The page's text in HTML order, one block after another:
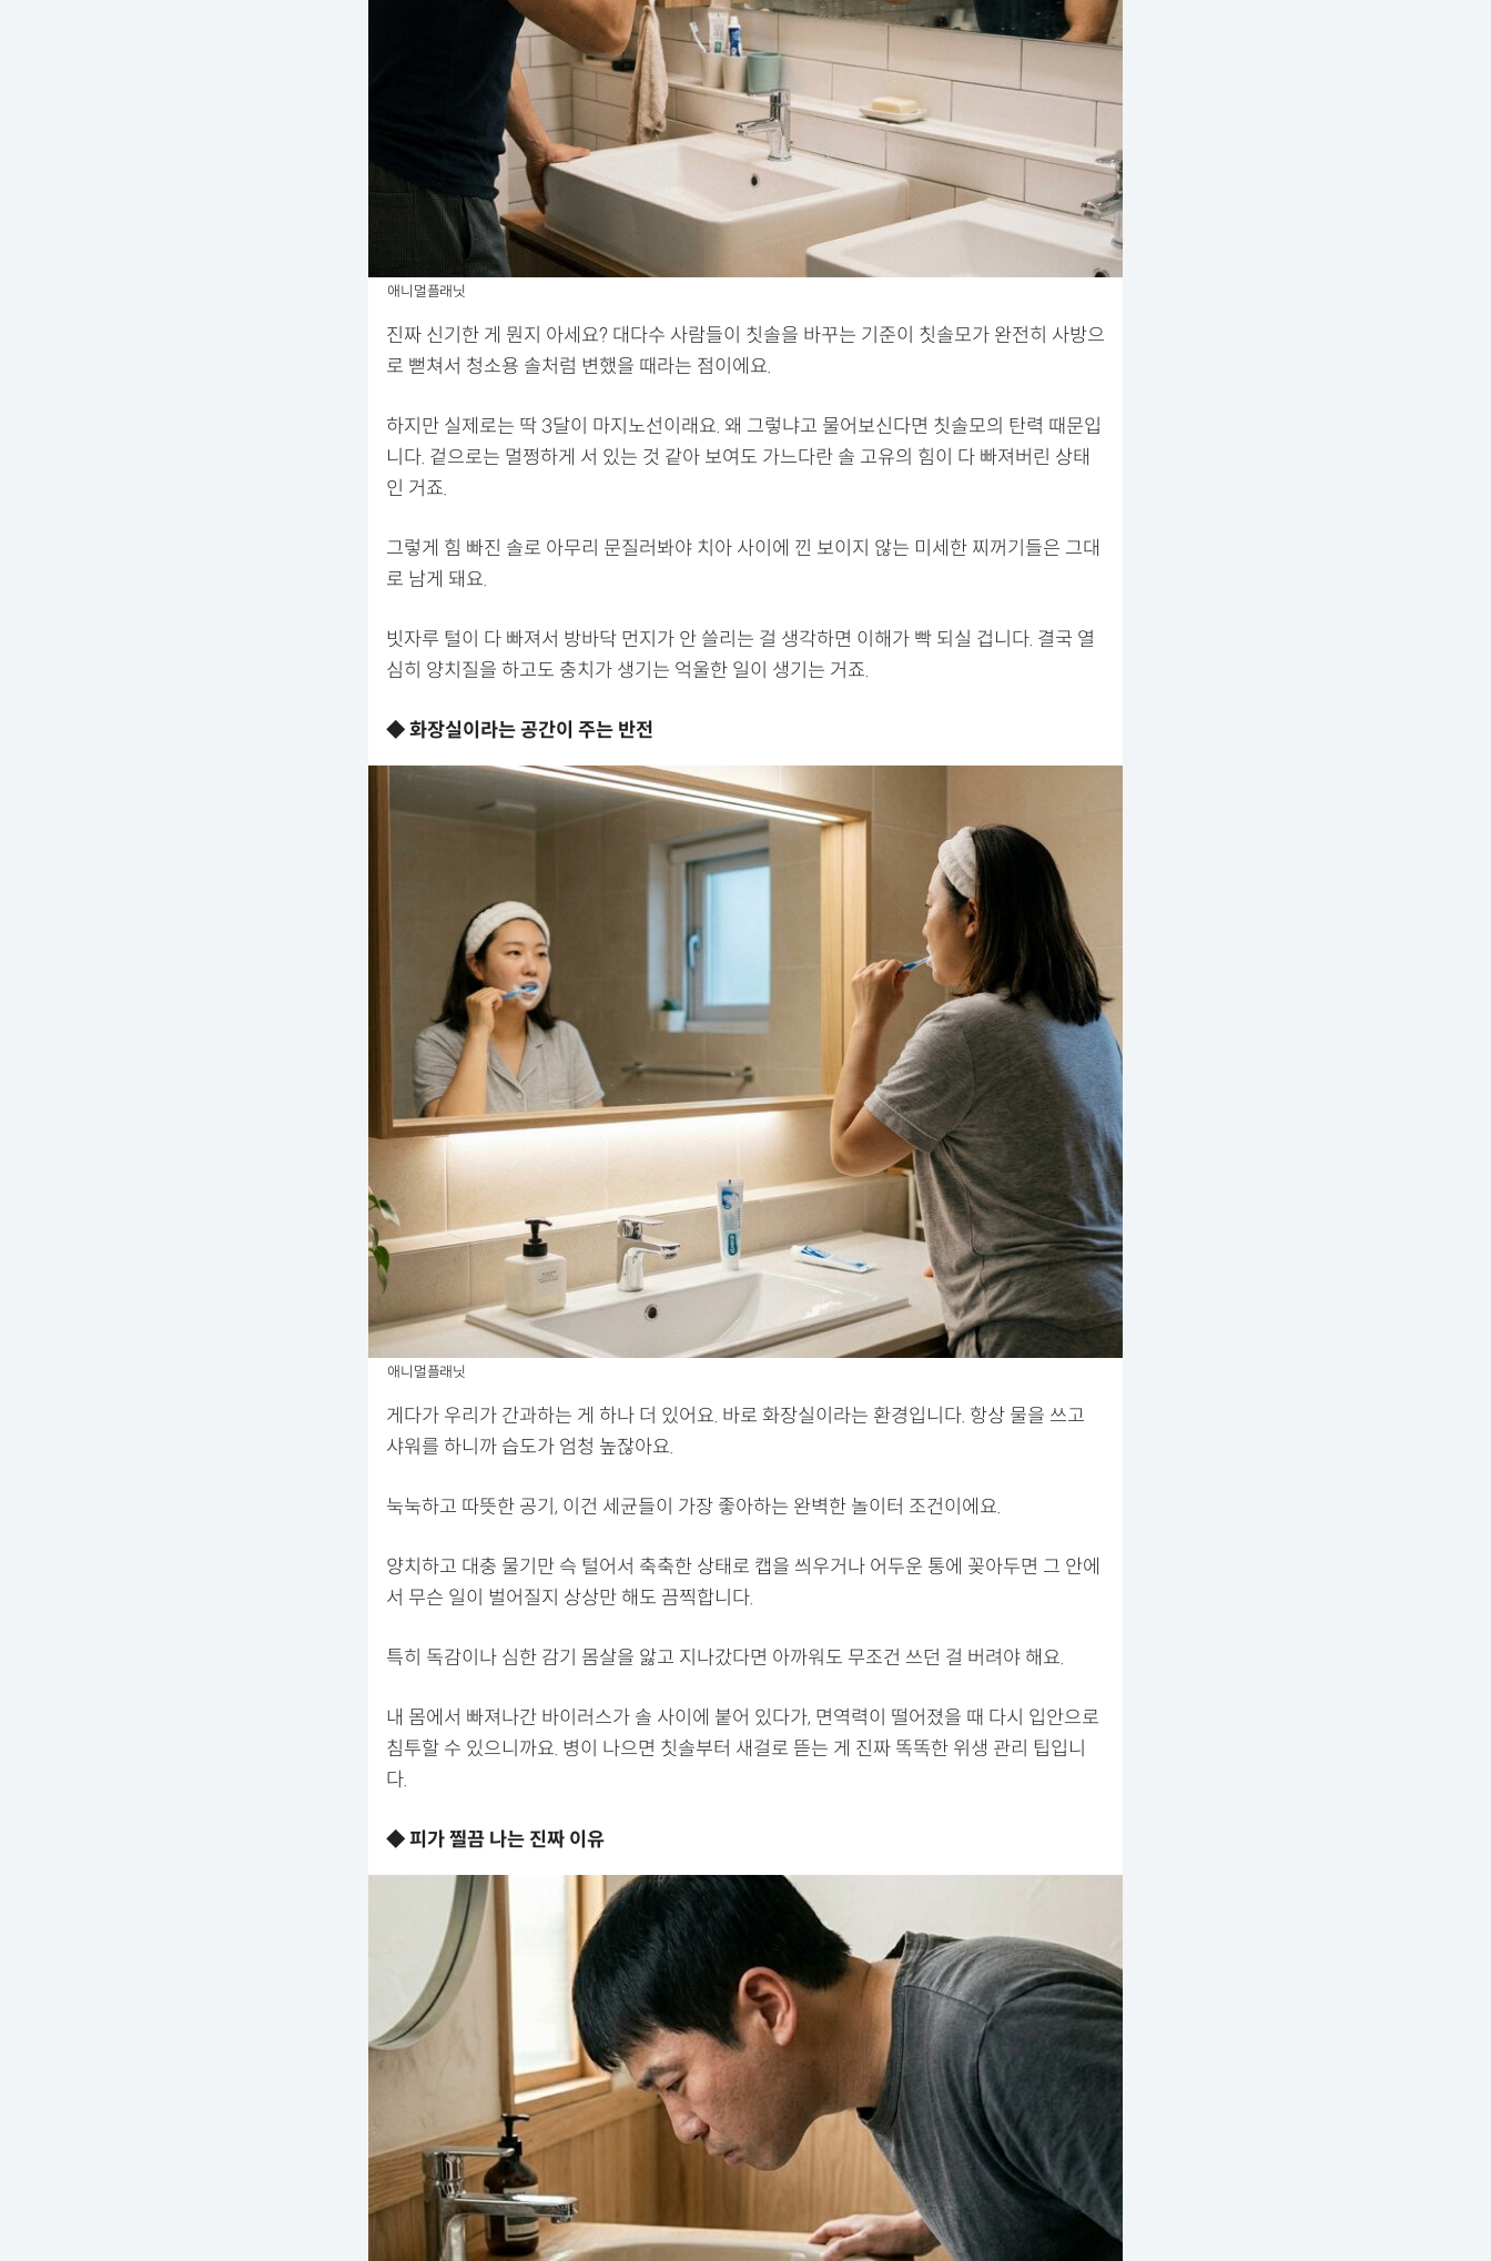
애니멀플래닛
진짜 신기한 게 뭔지 아세요? 대다수 사람들이 칫솔을 바꾸는 기준이 칫솔모가 완전히 사방으
로 뻗쳐서 청소용 솔처럼 변했을 때라는 점이에요.
하지만 실제로는 딱 3달이 마지노선이래요. 왜 그렇냐고 물어보신다면 칫솔모의 탄력 때문입
니다. 겉으로는 멀쩡하게 서 있는 것 같아 보여도 가느다란 솔 고유의 힘이 다 빠져버린 상태
인 거죠.
그렇게 힘 빠진 솔로 아무리 문질러봐야 치아 사이에 낀 보이지 않는 미세한 찌꺼기들은 그대
로 남게 돼요.
빗자루 털이 다 빠져서 방바닥 먼지가 안 쓸리는 걸 생각하면 이해가 빡 되실 겁니다. 결국 열
심히 양치질을 하고도 충치가 생기는 억울한 일이 생기는 거죠.
◆ 화장실이라는 공간이 주는 반전
애니멀플래닛
게다가 우리가 간과하는 게 하나 더 있어요. 바로 화장실이라는 환경입니다. 항상 물을 쓰고
샤워를 하니까 습도가 엄청 높잖아요.
눅눅하고 따뜻한 공기, 이건 세균들이 가장 좋아하는 완벽한 놀이터 조건이에요.
양치하고 대충 물기만 슥 털어서 축축한 상태로 캡을 씌우거나 어두운 통에 꽂아두면 그 안에
서 무슨 일이 벌어질지 상상만 해도 끔찍합니다.
특히 독감이나 심한 감기 몸살을 앓고 지나갔다면 아까워도 무조건 쓰던 걸 버려야 해요.
내 몸에서 빠져나간 바이러스가 솔 사이에 붙어 있다가, 면역력이 떨어졌을 때 다시 입안으로
침투할 수 있으니까요. 병이 나으면 칫솔부터 새걸로 뜯는 게 진짜 똑똑한 위생 관리 팁입니
다.
◆ 피가 찔끔 나는 진짜 이유